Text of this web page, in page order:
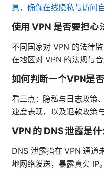
具，确保在线隐私与访问
使用 VPN 是否要担心
不同国家对 VPN 的法律
在地区对 VPN 的法规与合
如何判断一个VPN是否
看三点：隐私与日志政策
速度表现，以及退款政策
VPN 的 DNS 泄露是什
DNS 泄露指在 VPN 通道
地网络发送，暴露真实 IP